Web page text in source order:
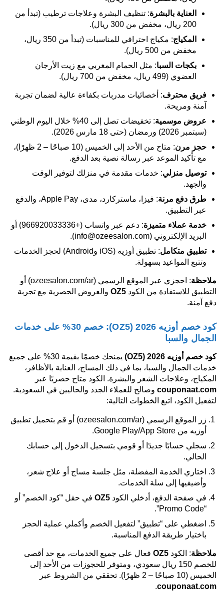
العناية بالبشرة: تنظيف البشرة وعلاجات ترطيب (تبدأ من
200 ريال، مخفض من 300 ريال).
المكياج
: مكياج احترافي للمناسبات (تبدأ من 350 ريال،
مخفض من 500 ريال).
بكجات السبا: مثل الحمام المغربي مع زيت الأرجان
العضوي (499 ريال، مخفض من 700 ريال).
فريق محترف: أخصائيات مدربات بكفاءة عالية لضمان تجربة
آمنة ومريحة.
عروض موسمية
: تخفيضات تصل إلى 40% خلال اليوم الوطني
(سبتمبر 2026) ورمضان (حتى 18 مارس 2026).
حجز مرن
: متاح من الأحد إلى الخميس (10 صباحًا – 2 ظهرًا)،
مع تأكيد الموعد عبر رسالة نصية بعد الدفع.
توصيل منزلي: خدمات مقدمة في منزلك لتوفير الوقت
والجهد.
طرق دفع مرنة
: فيزا، ماستركارد، مدى، Apple Pay، والدفع
عبر التطبيق.
خدمة عملاء متميزة
: دعم عبر واتساب (+966920033336) أو
البريد الإلكتروني (info@ozeesalon.com).
تطبيق متكامل
: تطبيق أوزيه (iOS وAndroid) لحجز الخدمات
وتتبع المواعيد بسهولة.
ملاحظة
: احجزي عبر الموقع الرسمي (ozeesalon.com/ar) أو
التطبيق للاستفادة من الكود OZ5 والعروض الحصرية مع تجربة
دفع آمنة.
كود خصم أوزيه 2026 (OZ5): خصم 30% على خدمات
الجمال والسبا
كود خصم أوزيه 2026 (OZ5)
يمنحك خصمًا بقيمة 30% على جميع
خدمات الجمال والسبا، بما في ذلك المساج، العناية بالأظافر،
المكياج، وعلاجات الشعر والبشرة. الكود متاح حصريًا عبر
couponaat.com وصالح للعملاء الجدد والحاليين في السعودية.
لتفعيل الكود، اتبع الخطوات التالية:
زر الموقع الرسمي (ozeesalon.com/ar) أو قم بتحميل تطبيق
أوزيه من Google Play/App Store.
سجلي حسابًا جديدًا أو قومي بتسجيل الدخول إلى حسابك
الحالي.
اختاري الخدمة المفضلة، مثل جلسة مساج أو علاج شعر،
وأضيفيها إلى سلة الخدمات.
في صفحة الدفع، أدخلي الكود OZ5 في حقل “كود الخصم” أو
“Promo Code”.
اضغطي على “تطبيق” لتفعيل الخصم وأكملي عملية الحجز
باختيار طريقة الدفع المناسبة.
ملاحظة: الكود OZ5 فعال على جميع الخدمات، مع حد أقصى
للخصم 150 ريال سعودي، ومتوفر للحجوزات من الأحد إلى
الخميس (10 صباحًا – 2 ظهرًا). تحققي من الشروط عبر
couponaat.com
.